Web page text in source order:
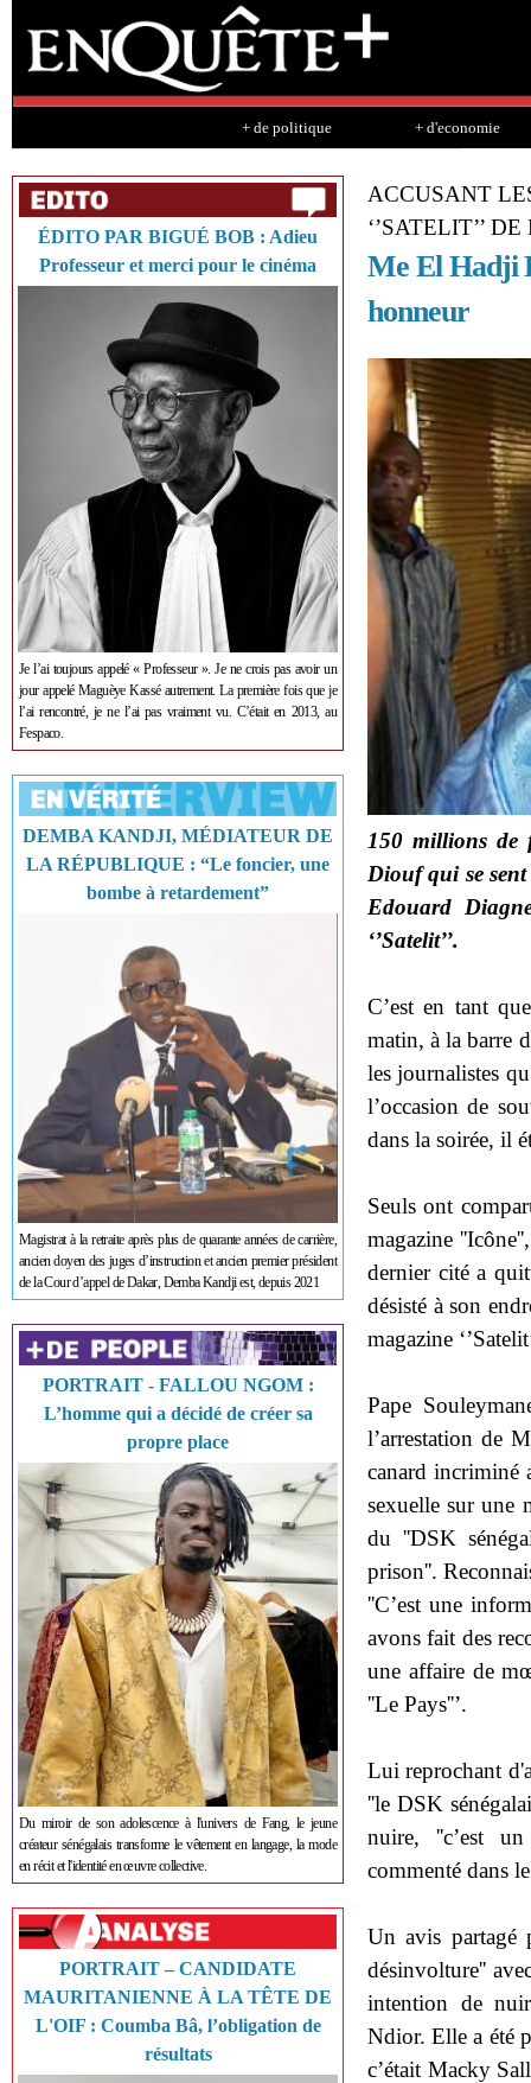
+ de politique + d'economie
ÉDITO PAR BIGUÉ BOB : Adieu
Professeur et merci pour le cinéma
Je l’ai toujours appelé « Professeur ». Je ne crois pas avoir un
jour appelé Maguèye Kassé autrement. La première fois que je
l’ai rencontré, je ne l’ai pas vraiment vu. C’était en 2013, au
Fespaco.
DEMBA KANDJI, MÉDIATEUR DE
LA RÉPUBLIQUE : “Le foncier, une
bombe à retardement”
Magistrat à la retraite après plus de quarante années de carrière,
ancien doyen des juges d’instruction et ancien premier président
de la Cour d’appel de Dakar, Demba Kandji est, depuis 2021
PORTRAIT - FALLOU NGOM :
L’homme qui a décidé de créer sa
propre place
Du miroir de son adolescence à l'univers de Fang, le jeune
créateur sénégalais transforme le vêtement en langage, la mode
en récit et l'identité en œuvre collective.
PORTRAIT – CANDIDATE
MAURITANIENNE À LA TÊTE DE
L'OIF : Coumba Bâ, l’obligation de
résultats
ACCUSANT
‘’SATELIT’’
Me El Hadji
honneur
150 millions de
Diouf qui se
Edouard
‘’Satelit’’.
C’est en tant
matin, à la barre
les journalistes
l’occasion de
dans la soirée, il
Seuls ont
magazine
dernier cité a
désisté à son
magazine
Pape
l’arrestation de
canard incriminé
sexuelle sur une
du ''DSK
prison''.
''C’est une
avons fait des
une affaire de
''Le Pays''’.
Lui reprochant
''le DSK
nuire, ''c’est
commenté dans
Un avis
désinvolture''
intention de
Ndior. Elle a été
c’était Macky